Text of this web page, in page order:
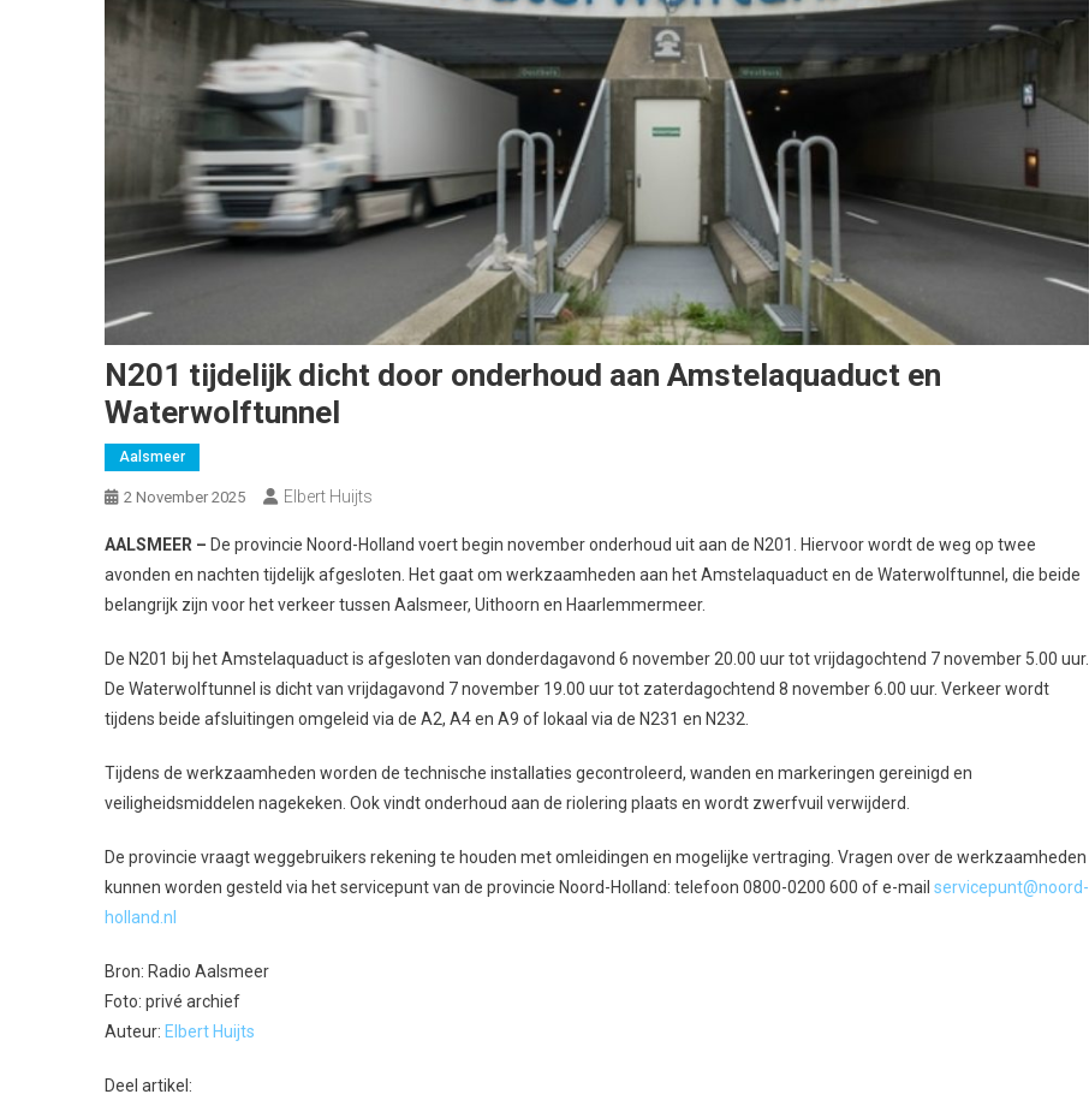
N201 tijdelijk dicht door onderhoud aan Amstelaquaduct en
Waterwolftunnel
Aalsmeer
2 November 2025 Elbert Huijts
AALSMEER – De provincie Noord-Holland voert begin november onderhoud uit aan de N201. Hiervoor wordt de weg op twee
avonden en nachten tijdelijk afgesloten. Het gaat om werkzaamheden aan het Amstelaquaduct en de Waterwolftunnel, die beide
belangrijk zijn voor het verkeer tussen Aalsmeer, Uithoorn en Haarlemmermeer.
De N201 bij het Amstelaquaduct is afgesloten van donderdagavond 6 november 20.00 uur tot vrijdagochtend 7 november 5.00 uur.
De Waterwolftunnel is dicht van vrijdagavond 7 november 19.00 uur tot zaterdagochtend 8 november 6.00 uur. Verkeer wordt
tijdens beide afsluitingen omgeleid via de A2, A4 en A9 of lokaal via de N231 en N232.
Tijdens de werkzaamheden worden de technische installaties gecontroleerd, wanden en markeringen gereinigd en
veiligheidsmiddelen nagekeken. Ook vindt onderhoud aan de riolering plaats en wordt zwerfvuil verwijderd.
De provincie vraagt weggebruikers rekening te houden met omleidingen en mogelijke vertraging. Vragen over de werkzaamheden
kunnen worden gesteld via het servicepunt van de provincie Noord-Holland: telefoon 0800-0200 600 of e-mail servicepunt@noord-
holland.nl
Bron: Radio Aalsmeer
Foto: privé archief
Auteur: Elbert Huijts
Deel artikel: